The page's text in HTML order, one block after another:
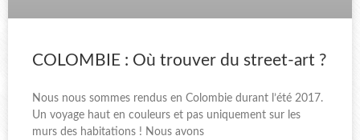
COLOMBIE : Où trouver du street-art ?
Nous nous sommes rendus en Colombie durant l’été 2017.
Un voyage haut en couleurs et pas uniquement sur les
murs des habitations ! Nous avons